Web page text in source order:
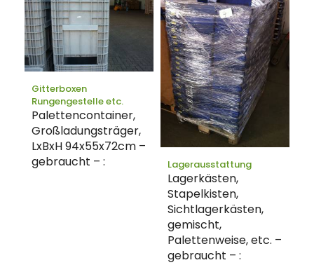
Gitterboxen
Rungengestelle etc.
Palettencontainer,
Großladungsträger,
LxBxH 94x55x72cm –
gebraucht – :
Lagerausstattung
Lagerkästen,
Stapelkisten,
Sichtlagerkästen,
gemischt,
Palettenweise, etc. –
gebraucht – :